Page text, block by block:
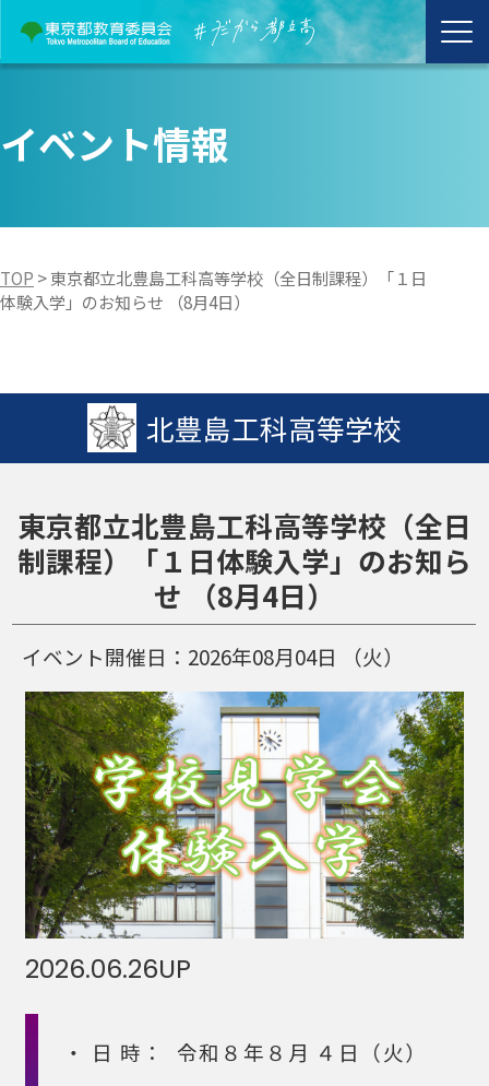
イベント情報
TOP >東京都立北豊島工科高等学校（全日制課程）「１日
体験入学」のお知らせ （8月4日）
北豊島工科高等学校
東京都立北豊島工科高等学校（全日
制課程）「１日体験入学」のお知ら
せ （8月4日）
イベント開催日： 2026年08月04日 （火）
2026.06.26UP
・ 日 時： 令和８年８月 ４日（火）